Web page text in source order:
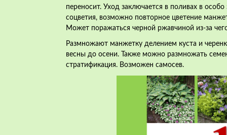
переносит. Уход заключается в поливах в
соцветия, возможно повторное цветение
Может поражаться черной ржавчиной из-за
Размножают манжетку делением куста и
весны до осени. Также можно размножать
стратификация. Возможен самосев.